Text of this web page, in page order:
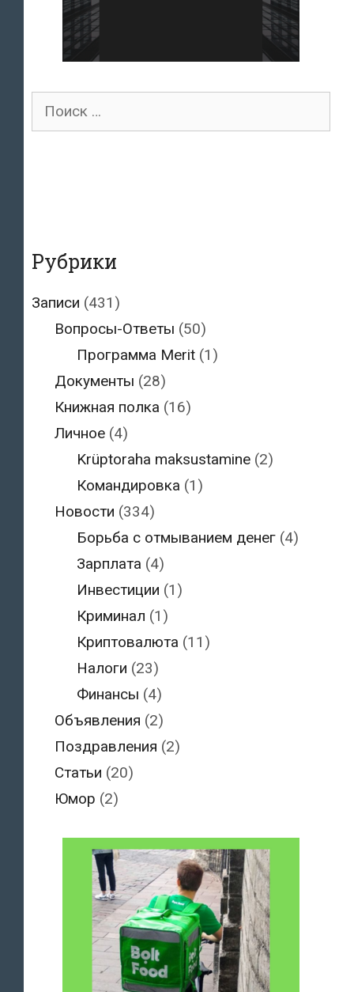
Поиск
Рубрики
Записи (431)
Вопросы-Ответы (50)
Программа Merit (1)
Документы (28)
Книжная полка (16)
Личное(4)
Krüptoraha maksustamine (2)
Командировка (1)
Новости (334)
Борьба с отмыванием денег (4)
Зарплата (4)
Инвестиции (1)
Криминал (1)
Криптовалюта (11)
Налоги (23)
Финансы (4)
Объявления (2)
Поздравления (2)
Статьи (20)
Юмор (2)